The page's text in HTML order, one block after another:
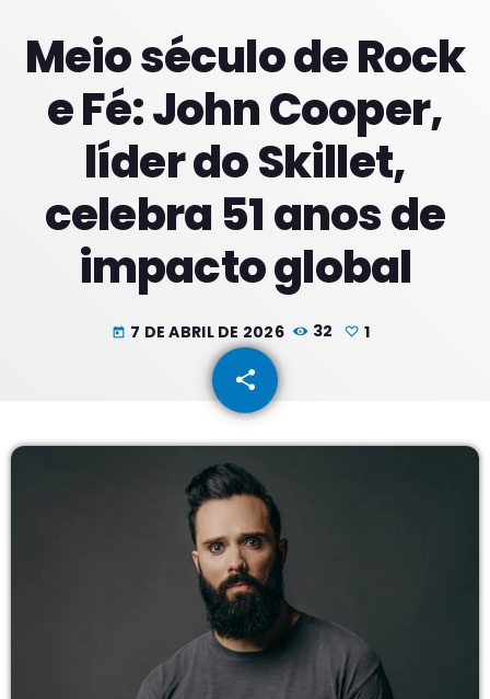
PROXIMOS PROGRAMAS
Meio século de Rock
e Fé: John Cooper,
líder do Skillet,
celebra 51 anos de
impacto global
today 7 DE ABRIL DE 2026 32 1
share
email